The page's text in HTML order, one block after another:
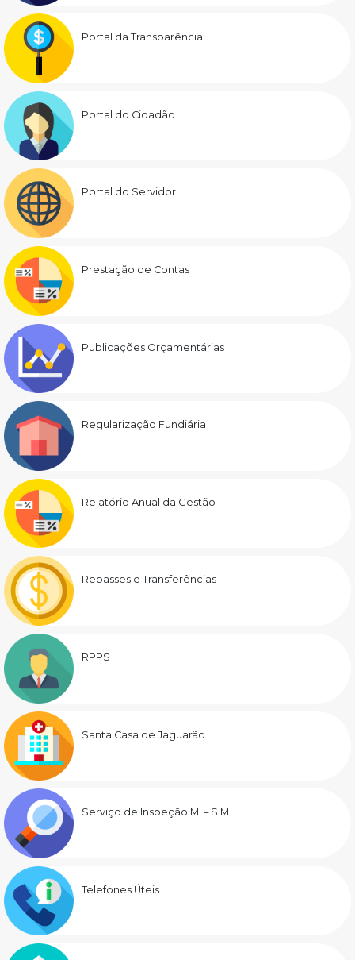
Portal da Transparência
Portal do Cidadão
Portal do Servidor
Prestação de Contas
Publicações Orçamentárias
Regularização Fundiária
Relatório Anual da Gestão
Repasses e Transferências
RPPS
Santa Casa de Jaguarão
Serviço de Inspeção M. – SIM
Telefones Úteis